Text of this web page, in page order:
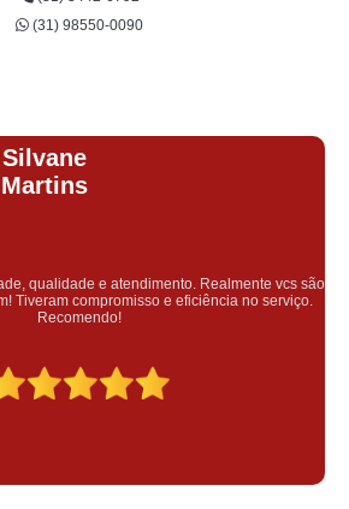
(31) 98550-0090
Margarida Martins Da
com qualidade e atendimento personalizado,
bem atendida, recomendo.